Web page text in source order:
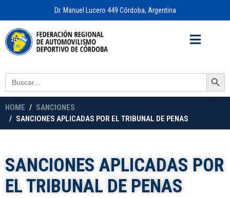
Dr. Manuel Lucero 449 Córdoba, Argentina
Search
for:
Search Button
HOME
SANCIONES
SANCIONES APLICADAS POR EL TRIBUNAL DE PENAS
SANCIONES APLICADAS POR
EL TRIBUNAL DE PENAS